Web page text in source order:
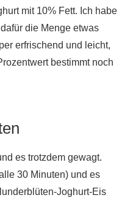
mit 10% Fett. Ich habe
die Menge etwas
erfrischend und leicht,
bestimmt noch
es trotzdem gewagt.
30 Minuten) und es
Joghurt-Eis